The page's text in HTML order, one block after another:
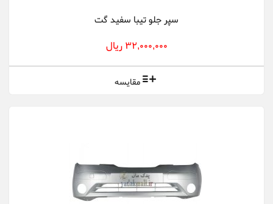
سپر جلو تیبا سفید گت
32,000,000 ریال
مقایسه